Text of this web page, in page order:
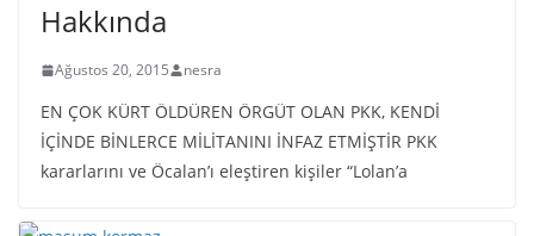
Hakkında
Ağustos 20, 2015 nesra
EN ÇOK KÜRT ÖLDÜREN ÖRGÜT OLAN PKK, KENDİ
İÇİNDE BİNLERCE MİLİTANINI İNFAZ ETMİŞTİR PKK
kararlarını ve Öcalan’ı eleştiren kişiler “Lolan’a